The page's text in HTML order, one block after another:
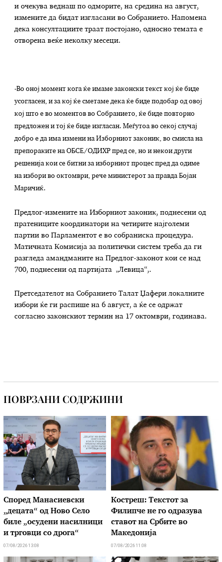
и очекува веднаш по одморите, на средина на август,
измените да бидат изгласани во Собранието. Напомена
дека консултациите траат постојано, односно темата е
отворена веќе неколку месеци.
-Во оној момент кога ќе имаме законски текст кој ќе биде
усогласен, и за кој ќе сметаме дека ќе биде подобар од овој
кој што е во моментов во Собранието, ќе биде повторно
предложен и тој ќе биде изгласан. Меѓутоа во секој случај
добро е да има измени на Изборниот законик, во смисла на
препораките на ОБСЕ/ОДИХР пред се, но и некои други
решенија кои се битни за изборниот процес пред да одиме
на избори во октомври, рече министерот за правда Бојан
Маричиќ.
Предлог-измените на Изборниот законик, поднесени од
пратениците координатори на четирите најголеми
партии во Парламентот е во собраниска процедура.
Mатичната Комисија за политички систем треба да ги
разгледа амандманите на Предлог-законот кои се над
700, поднесени од партијата „Левица“,.
Претседателот на Собранието Талат Џафери локалните
избори ќе ги распише на 6 август, а ќе се одржат
согласно законскиот термин на 17 октомври, годинава.
ПОВРЗАНИ СОДРЖИНИ
Според Манасиевски
„децата“ од Ново Село
биле „осудени насилници
и трговци со дрога“
07/08/2026 13:08
Костреш: Текстот за
Филипче не го одразува
ставот на Србите во
Македонија
07/08/2026 11:08